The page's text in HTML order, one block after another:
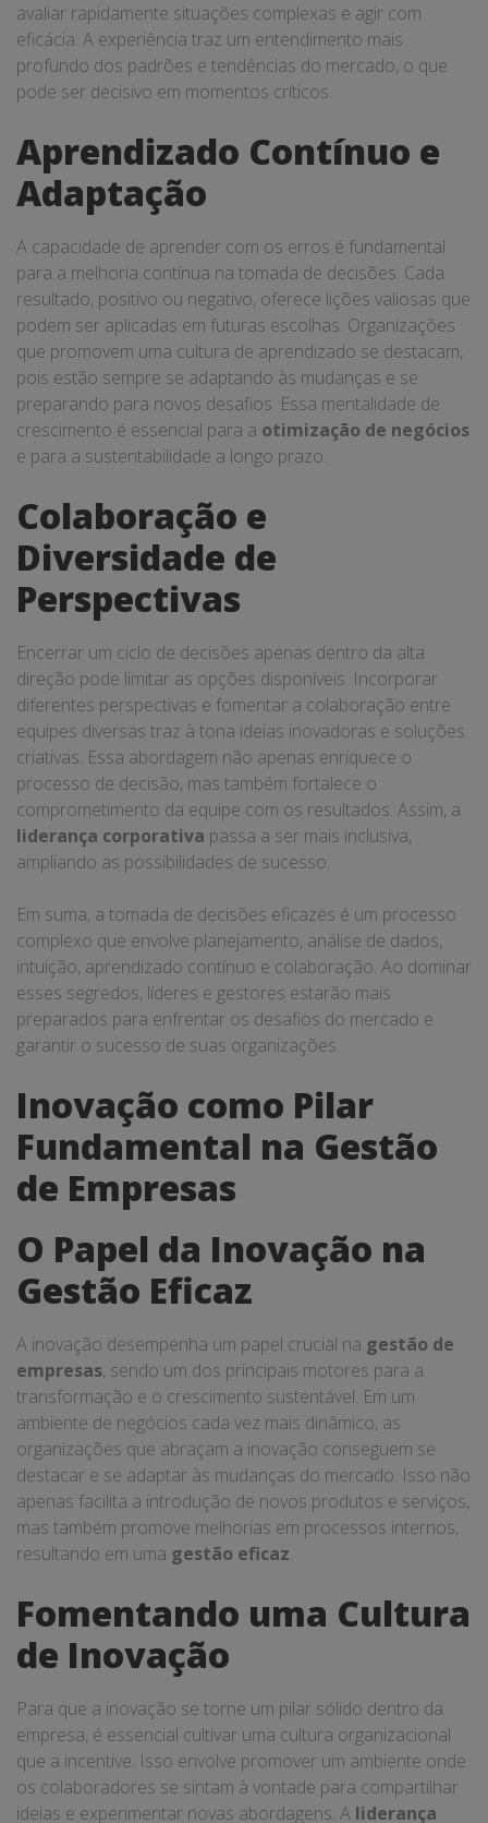
avaliar rapidamente situações complexas e agir com
eficácia. A experiência traz um entendimento mais
profundo dos padrões e tendências do mercado, o que
pode ser decisivo em momentos críticos.
Aprendizado Contínuo e
Adaptação
A capacidade de aprender com os erros é fundamental
para a melhoria contínua na tomada de decisões. Cada
resultado, positivo ou negativo, oferece lições valiosas que
podem ser aplicadas em futuras escolhas. Organizações
que promovem uma cultura de aprendizado se destacam,
pois estão sempre se adaptando às mudanças e se
preparando para novos desafios. Essa mentalidade de
crescimento é essencial para a otimização de negócios
e para a sustentabilidade a longo prazo.
Colaboração e
Diversidade de
Perspectivas
Encerrar um ciclo de decisões apenas dentro da alta
direção pode limitar as opções disponíveis. Incorporar
diferentes perspectivas e fomentar a colaboração entre
equipes diversas traz à tona ideias inovadoras e soluções
criativas. Essa abordagem não apenas enriquece o
processo de decisão, mas também fortalece o
comprometimento da equipe com os resultados. Assim, a
liderança corporativa passa a ser mais inclusiva,
ampliando as possibilidades de sucesso.
Em suma, a tomada de decisões eficazes é um processo
complexo que envolve planejamento, análise de dados,
intuição, aprendizado contínuo e colaboração. Ao dominar
esses segredos, líderes e gestores estarão mais
preparados para enfrentar os desafios do mercado e
garantir o sucesso de suas organizações.
Inovação como Pilar
Fundamental na Gestão
de Empresas
O Papel da Inovação na
Gestão Eficaz
A inovação desempenha um papel crucial na gestão de
empresas, sendo um dos principais motores para a
transformação e o crescimento sustentável. Em um
ambiente de negócios cada vez mais dinâmico, as
organizações que abraçam a inovação conseguem se
destacar e se adaptar às mudanças do mercado. Isso não
apenas facilita a introdução de novos produtos e serviços,
mas também promove melhorias em processos internos,
resultando em uma gestão eficaz.
Fomentando uma Cultura
de Inovação
Para que a inovação se torne um pilar sólido dentro da
empresa, é essencial cultivar uma cultura organizacional
que a incentive. Isso envolve promover um ambiente onde
os colaboradores se sintam à vontade para compartilhar
ideias e experimentar novas abordagens. A liderança